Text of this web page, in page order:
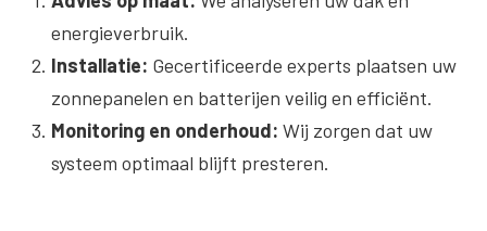
energieverbruik.
Installatie: Gecertificeerde experts plaatsen uw
zonnepanelen en batterijen veilig en efficiënt.
Monitoring en onderhoud: Wij zorgen dat uw
systeem optimaal blijft presteren.